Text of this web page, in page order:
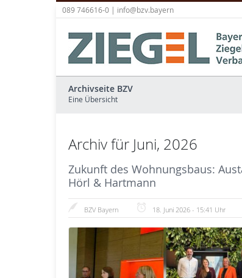
089 746616-0 | info@bzv.bayern
Archivseite BZV
Eine Übersicht
Archiv für Juni, 2026
Zukunft des Wohnungsbaus:
Hörl & Hartmann
BZV Bayern 18. Juni 2026 - 15:41 Uhr